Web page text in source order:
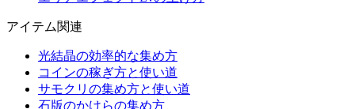
アイテム関連
光結晶の効率的な集め方
コインの稼ぎ方と使い道
サモクリの集め方と使い道
石版のかけらの集め方